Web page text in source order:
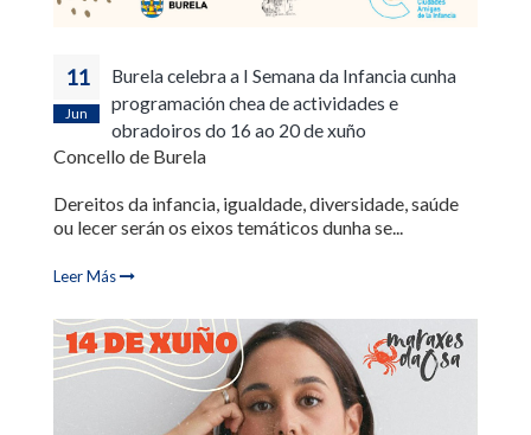
11
Jun
Burela celebra a I Semana da Infancia cunha
programación chea de actividades e
obradoiros do 16 ao 20 de xuño
Concello de Burela
Dereitos da infancia, igualdade, diversidade, saúde
ou lecer serán os eixos temáticos dunha se...
Leer Más